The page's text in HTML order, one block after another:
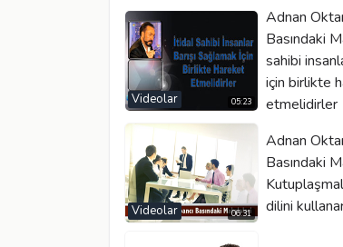
05:23
Videolar
Adnan
Basındaki
sahibi
için birlikte
etmelidirler
06:31
Videolar
Adnan
Basındaki
dilini